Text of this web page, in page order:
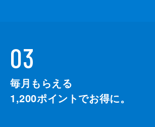
03
毎月もらえる
1,200ポイントでお得に。